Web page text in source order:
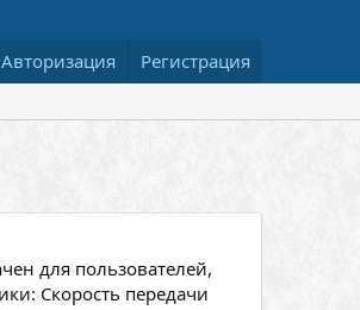
Авторизация Регистрация
для пользователей,
Скорость передачи